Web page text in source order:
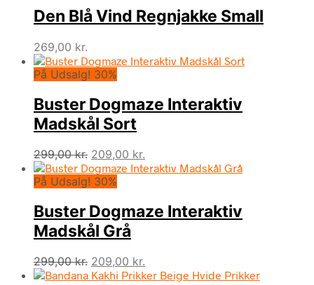
Den Blå Vind Regnjakke Small
269,00 kr.
På Udsalg! 30%
Buster Dogmaze Interaktiv
Madskål Sort
299,00kr. Den
oprindelige
pris
299,00 kr..
209,00 kr.
aktuelle
209,00 kr..
På Udsalg! 30%
Buster Dogmaze Interaktiv
Madskål Grå
299,00kr. Den
oprindelige
209,00 kr.
aktuelle